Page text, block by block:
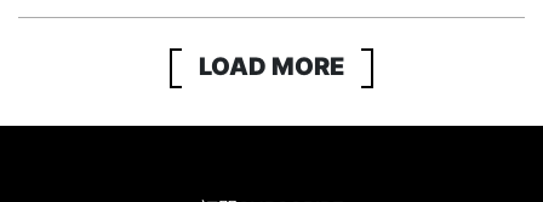
LOAD MORE